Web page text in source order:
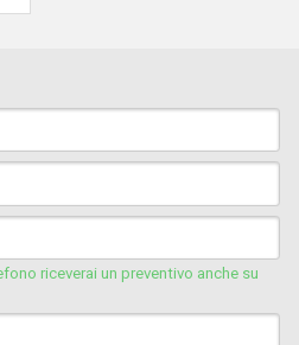
riceverai un preventivo anche su